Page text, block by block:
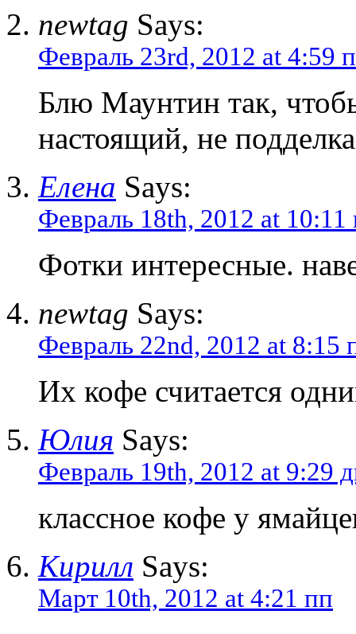
newtag Says:
Февраль 23rd, 2012 at 4:59
Блю Маунтин так,
настоящий, не
Елена Says:
Февраль 18th, 2012 at 10:11
Фотки интересные.
newtag Says:
Февраль 22nd, 2012 at 8:15
Их кофе считается
Юлия Says:
Февраль 19th, 2012 at 9:29
классное кофе у
Кирилл Says:
Март 10th, 2012 at 4:21 пп